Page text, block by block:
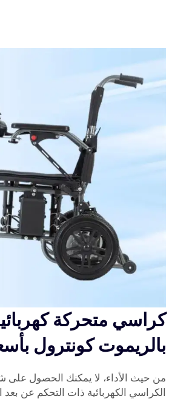
كراسي متحركة
بالريموت كونترول
من حيث الأداء، لا يمكنك الحصول
الكراسي الكهربائية ذات التحكم عن